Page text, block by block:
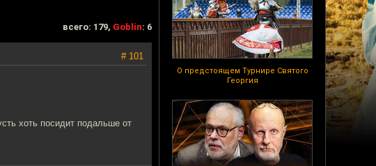
О предстоящем Турнире Святого
Георгия
всего: 179, Goblin: 6
# 101
хоть посидит подальше от